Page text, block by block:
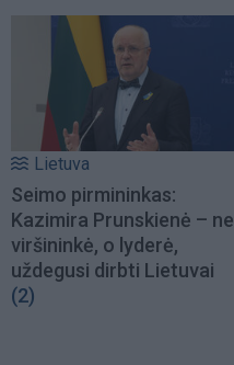
Lietuva
Seimo pirmininkas:
Kazimira Prunskienė – ne
viršininkė, o lyderė,
uždegusi dirbti Lietuvai
(2)